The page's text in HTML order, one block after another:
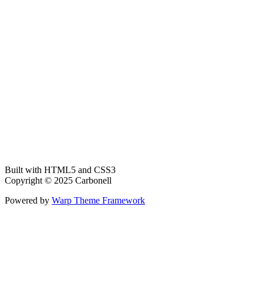
Built with HTML5 and CSS3
Copyright © 2025 Carbonell
Powered by Warp Theme Framework